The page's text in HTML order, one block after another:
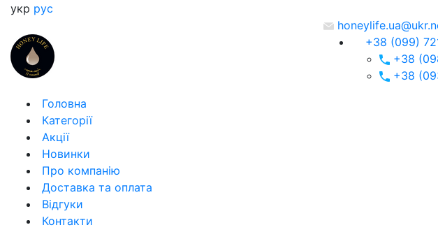
укр рус
+38 (099)
+38
+38
Головна
Категорії
Акції
Новинки
Про компанію
Доставка та оплата
Відгуки
Контакти